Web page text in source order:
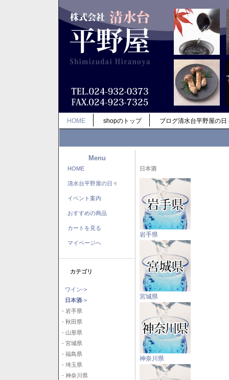
HOME shopのトップ ブログ清水台平野屋の日
Menu
HOME
清水台平野屋の日々
イベント案内
おすすめの商品
カートを見る
マイページへ
カテゴリ
ワイン->
日本酒->
- 岩手県
- 秋田県
- 山形県
- 宮城県
- 福島県
- 埼玉県
- 神奈川県
日本酒
岩手県
宮城県
神奈川県